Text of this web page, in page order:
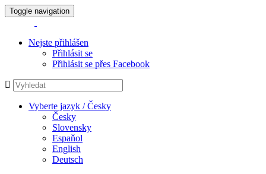
Toggle navigation
Nejste přihlášen
Přihlásit se
Přihlásit se přes Facebook
Vyberte jazyk / Česky
Česky
Slovensky
Espaňol
English
Deutsch